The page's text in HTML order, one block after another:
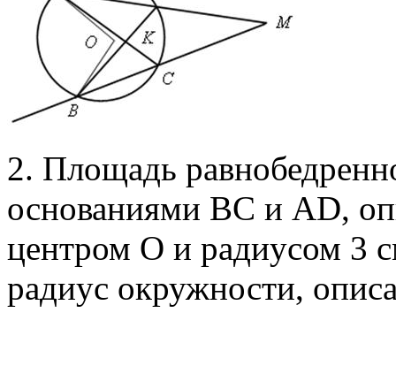
2. Площадь
основаниями ВС и АD,
центром О и радиусом 3
радиус окружности,